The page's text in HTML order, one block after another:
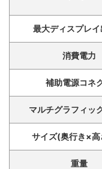
最大ディスプレ
消費電力
補助電源コネ
マルチグラフィッ
サイズ(奥行き×
重量